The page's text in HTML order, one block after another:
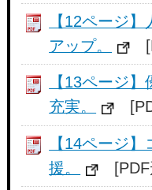
【12ページ
アップ。
【13ページ
充実。
【14ページ
援。